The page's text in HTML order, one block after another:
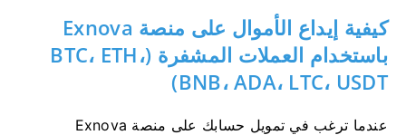
كيفية إيداع الأموال على منصة Exnova
باستخدام العملات المشفرة (BTC، ETH،
BNB، ADA، LTC، USDT)
عندما ترغب في تمويل حسابك على منصة Exnova